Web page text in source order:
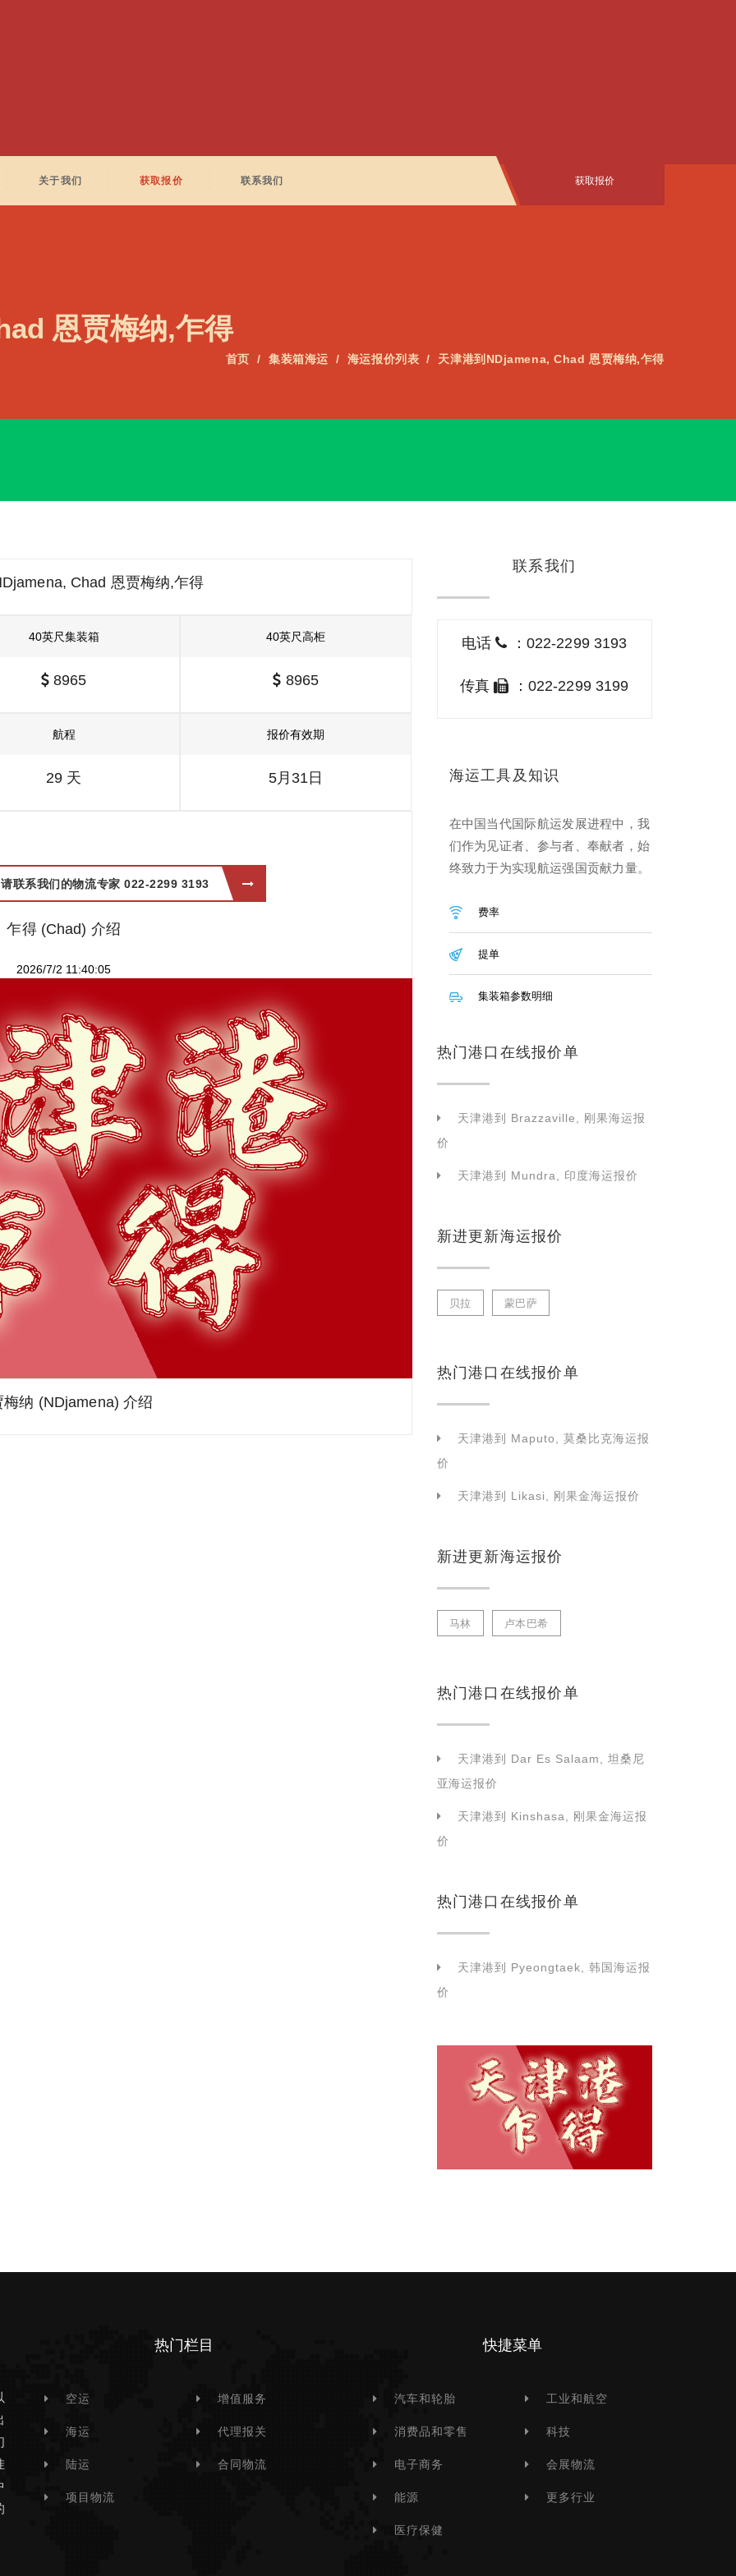
关于我们 获取报价 联系我们 获取报价
恩贾梅纳,乍得
首页 集装箱海运 海运报价列表 天津港到NDjamena, Chad 恩贾梅纳,乍得
Chad 恩贾梅纳,乍得
40英尺集装箱
8965
40英尺高柜
8965
航程
29 天
报价有效期
5月31日
联系我们的物流专家 022-2299 3193
乍得 (Chad) 介绍
2026/7/2 11:40:05
梅纳 (NDjamena) 介绍
联系我们
电话 ：022-2299 3193
传真 ：022-2299 3199
海运工具及知识
在中国当代国际航运发展进程中，我
们作为见证者、参与者、奉献者，始
终致力于为实现航运强国贡献力量。
费率
提单
集装箱参数明细
热门港口在线报价单
天津港到 Brazzaville, 刚果海运报
价
天津港到 Mundra, 印度海运报价
新进更新海运报价
贝拉 蒙巴萨
热门港口在线报价单
天津港到 Maputo, 莫桑比克海运报
价
天津港到 Likasi, 刚果金海运报价
新进更新海运报价
马林 卢本巴希
热门港口在线报价单
天津港到 Dar Es Salaam, 坦桑尼
亚海运报价
天津港到 Kinshasa, 刚果金海运报
价
热门港口在线报价单
天津港到 Pyeongtaek, 韩国海运报
价
热门栏目
空运
海运
陆运
项目物流
增值服务
代理报关
合同物流
快捷菜单
汽车和轮胎
消费品和零售
电子商务
能源
医疗保健
工业和航空
科技
会展物流
更多行业